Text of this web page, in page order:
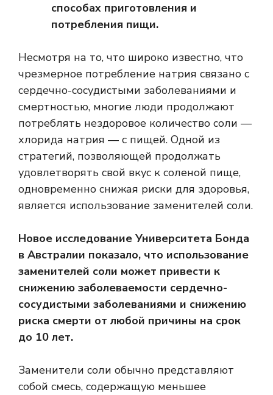
способах приготовления и
потребления пищи.
Несмотря на то, что широко известно, что
чрезмерное потребление натрия связано с
сердечно-сосудистыми заболеваниями и
смертностью, многие люди продолжают
потреблять нездоровое количество соли —
хлорида натрия — с пищей. Одной из
стратегий, позволяющей продолжать
удовлетворять свой вкус к соленой пище,
одновременно снижая риски для здоровья,
является использование заменителей соли.
Новое исследование Университета Бонда
в Австралии показало, что использование
заменителей соли может привести к
снижению заболеваемости сердечно-
сосудистыми заболеваниями и снижению
риска смерти от любой причины на срок
до 10 лет.
Заменители соли обычно представляют
собой смесь, содержащую меньшее